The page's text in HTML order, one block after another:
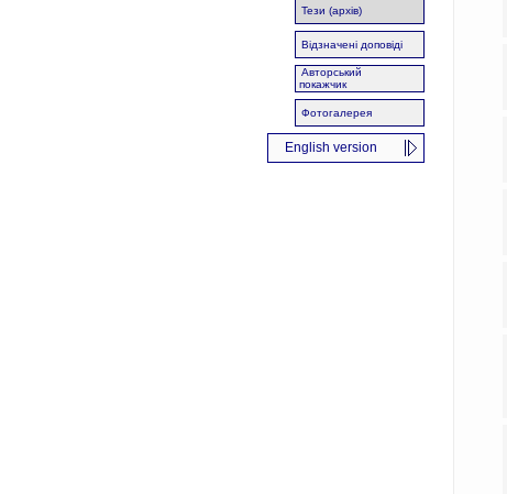
Тези (архів)
Відзначені доповіді
Авторський
покажчик
Фотогалерея
English version